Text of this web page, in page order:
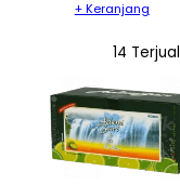
+ Keranjang
14 Terjual